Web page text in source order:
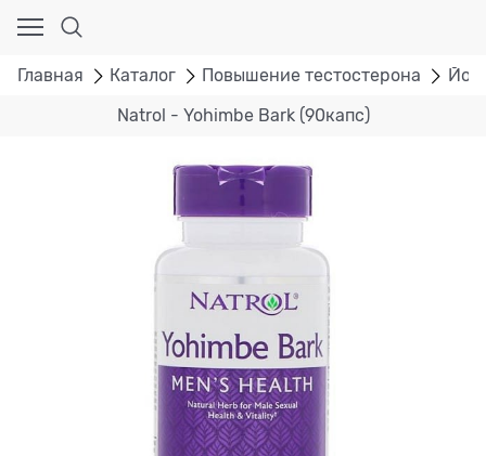
Главная Каталог Повышение тестостерона
Natrol - Yohimbe Bark (90капс)